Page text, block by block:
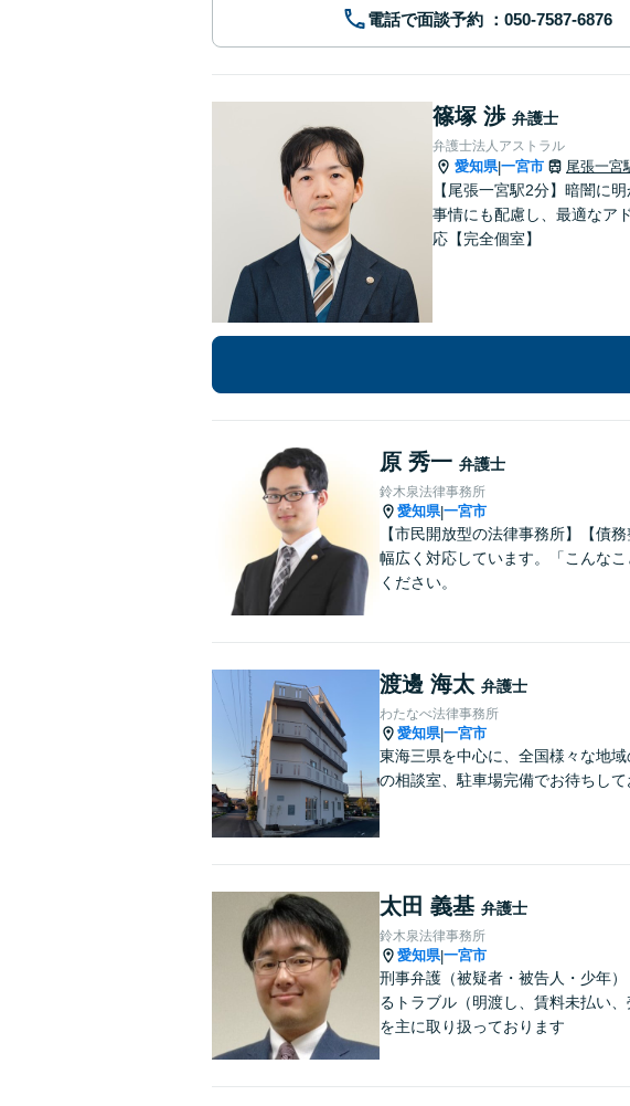
電話で面談予約
篠塚 渉 弁護士
弁護士法人アストラル
愛知県|一宮市 尾張一宮
【尾張一宮駅2分】暗闇に
事情にも配慮し、最適なア
応【完全個室】
原 秀一 弁護士
鈴木泉法律事務所
愛知県|一宮市
【市民開放型の法律事務所】【債
幅広く対応しています。「こんな
ください。
渡邊 海太 弁護士
わたなべ法律事務所
愛知県|一宮市
東海三県を中心に、全国様々な地
の相談室、駐車場完備でお待ちして
太田 義基 弁護士
鈴木泉法律事務所
愛知県|一宮市
刑事弁護（被疑者・被告人・少年
るトラブル（明渡し、賃料未払い
を主に取り扱っております